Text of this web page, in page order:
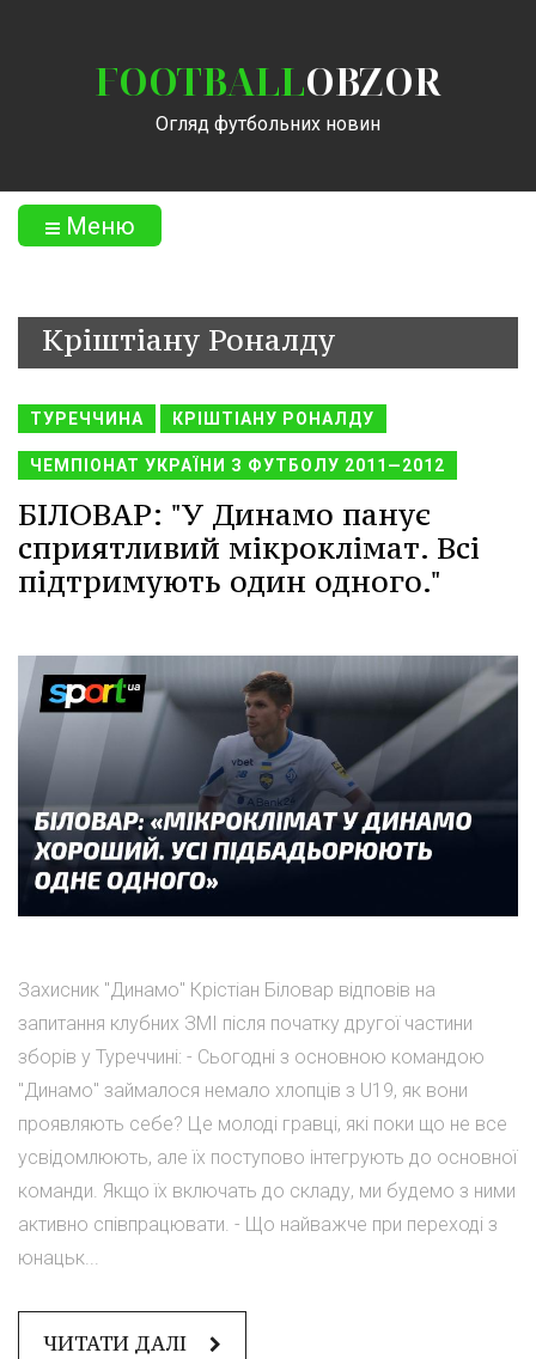
FOOTBALLOBZOR
Огляд футбольних новин
Меню
Кріштіану Роналду
ТУРЕЧЧИНА КРІШТІАНУ РОНАЛДУ
ЧЕМПІОНАТ УКРАЇНИ З ФУТБОЛУ 2011—2012
БІЛОВАР: "У Динамо панує
сприятливий мікроклімат. Всі
підтримують один одного."
Захисник "Динамо" Крістіан Біловар відповів на
запитання клубних ЗМІ після початку другої частини
зборів у Туреччині: - Сьогодні з основною командою
"Динамо" займалося немало хлопців з U19, як вони
проявляють себе? Це молоді гравці, які поки що не все
усвідомлюють, але їх поступово інтегрують до основної
команди. Якщо їх включать до складу, ми будемо з ними
активно співпрацювати. - Що найважче при переході з
юнацьк...
ЧИТАТИ ДАЛІ